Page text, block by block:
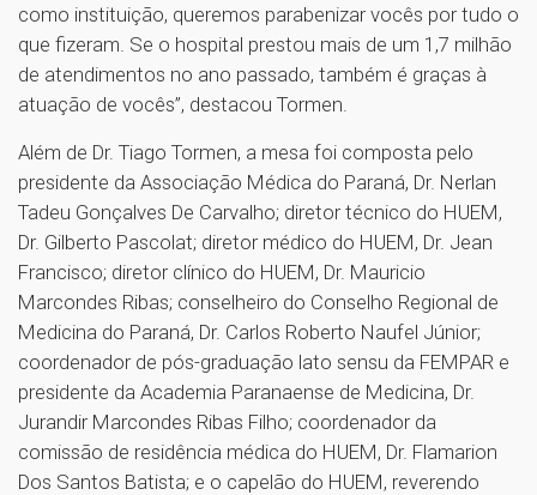
como instituição, queremos parabenizar vocês por tudo o
que fizeram. Se o hospital prestou mais de um 1,7 milhão
de atendimentos no ano passado, também é graças à
atuação de vocês”, destacou Tormen.
Além de Dr. Tiago Tormen, a mesa foi composta pelo
presidente da Associação Médica do Paraná, Dr. Nerlan
Tadeu Gonçalves De Carvalho; diretor técnico do HUEM,
Dr. Gilberto Pascolat; diretor médico do HUEM, Dr. Jean
Francisco; diretor clínico do HUEM, Dr. Mauricio
Marcondes Ribas; conselheiro do Conselho Regional de
Medicina do Paraná, Dr. Carlos Roberto Naufel Júnior;
coordenador de pós-graduação lato sensu da FEMPAR e
presidente da Academia Paranaense de Medicina, Dr.
Jurandir Marcondes Ribas Filho; coordenador da
comissão de residência médica do HUEM, Dr. Flamarion
Dos Santos Batista; e o capelão do HUEM, reverendo